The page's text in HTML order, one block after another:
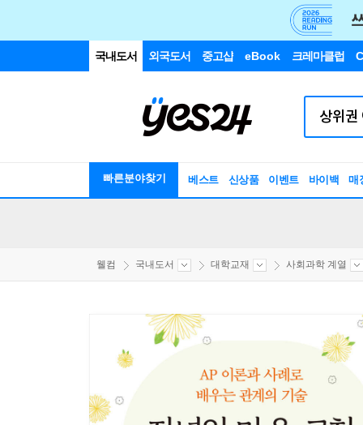
국내도서 외국도서 중고샵 eBook 크레마클럽
빠른분야찾기 베스트 신상품 이벤트 바이백 매
웰컴 국내도서 대학교재 사회과학 계열